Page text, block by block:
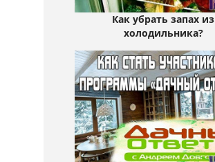
Как убрать запах из
холодильника?